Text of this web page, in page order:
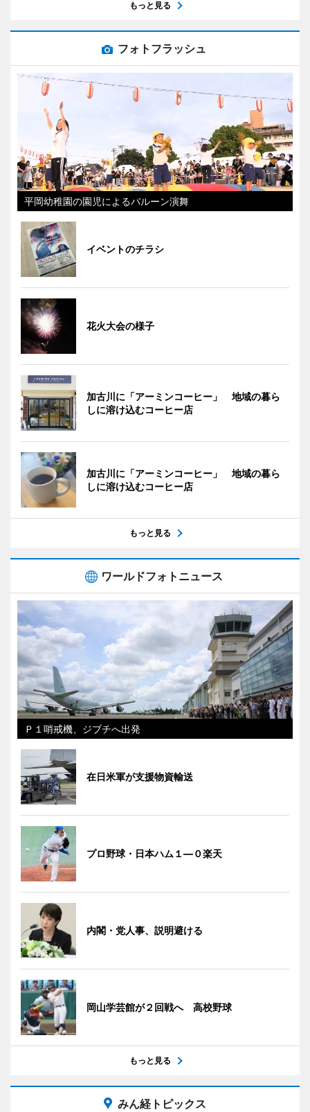
もっと見る
フォトフラッシュ
平岡幼稚園の園児によるバルーン演舞
イベントのチラシ
花火大会の様子
加古川に「アーミンコーヒー」 地域の暮ら
しに溶け込むコーヒー店
加古川に「アーミンコーヒー」 地域の暮ら
しに溶け込むコーヒー店
もっと見る
ワールドフォトニュース
Ｐ１哨戒機、ジブチへ出発
在日米軍が支援物資輸送
プロ野球・日本ハム１―０楽天
内閣・党人事、説明避ける
岡山学芸館が２回戦へ 高校野球
もっと見る
みん経トピックス